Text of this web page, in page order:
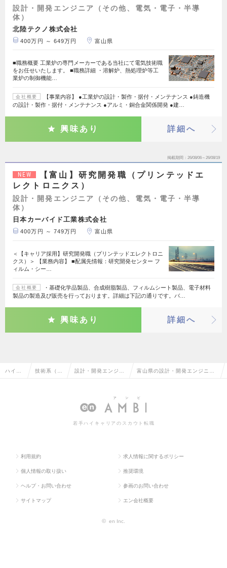
設計・開発エンジニア（その他、電気・電子・半導
体）
北陸テクノ株式会社
400万円 ～ 649万円 富山県
■職務概要 工業炉の専門メーカーである当社にて電気技術職
をお任せいたします。 ■職務詳細 ・溶解炉、熱処理炉等工
業炉の制御機能…
会社概要
【事業内容】 ●工業炉の設計・製作・据付・メンテナンス ●鋳造機
の設計・製作・据付・メンテナンス ●アルミ・銅合金関係開発 ●建…
興味あり 詳細へ
掲載期間 26/08/06～26/08/19
NEW
【富山】研究開発職（プリンテッドエ
レクトロニクス）
設計・開発エンジニア（その他、電気・電子・半導
体）
日本カーバイド工業株式会社
400万円 ～ 749万円 富山県
＜【キャリア採用】研究開発職（プリンテッドエレクトロニ
クス）＞ 【業務内容】 ■配属先情報：研究開発センター フ
ィルム・シー…
会社概要
・基礎化学品製品、合成樹脂製品、フィルムシート製品、電子材料
製品の製造及び販売を行っております。詳細は下記の通りです。バ…
興味あり 詳細へ
ハイク 技術系（電 設計・開発エンジニ
電子・半導体）
富山県の設計・開発エンジニア
体）の転職・求人情報一覧
若手ハイキャリアのスカウト転職
利用規約 求人情報に関するポリシー
個人情報の取り扱い 推奨環境
ヘルプ・お問い合わせ 参画のお問い合わせ
サイトマップ エン会社概要
© en Inc.